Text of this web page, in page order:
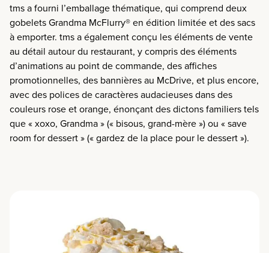
tms a fourni l’emballage thématique, qui comprend deux
gobelets Grandma McFlurry®en édition limitée et des sacs
à emporter. tms a également conçu les éléments de vente
au détail autour du restaurant, y compris des éléments
d’animations au point de commande, des affiches
promotionnelles, des bannières au McDrive, et plus encore,
avec des polices de caractères audacieuses dans des
couleurs rose et orange, énonçant des dictons familiers tels
que « xoxo, Grandma » (« bisous, grand-mère ») ou « save
room for dessert » (« gardez de la place pour le dessert »).